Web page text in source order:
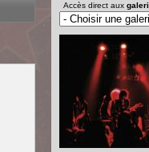
Accès direct aux